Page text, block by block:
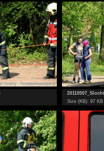
Size (KB): 97 KB